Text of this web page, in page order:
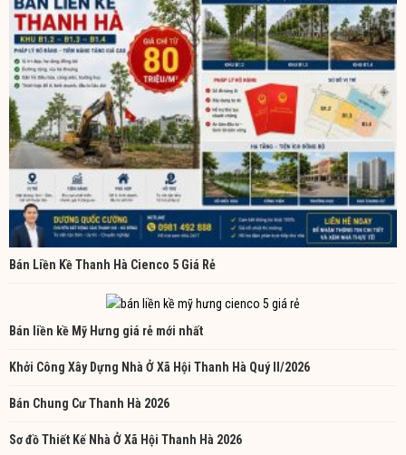
Bán Liền Kề Thanh Hà Cienco 5 Giá Rẻ
Bán liền kề Mỹ Hưng giá rẻ mới nhất
Khởi Công Xây Dựng Nhà Ở Xã Hội Thanh Hà Quý II/2026
Bán Chung Cư Thanh Hà 2026
Sơ đồ Thiết Kế Nhà Ở Xã Hội Thanh Hà 2026